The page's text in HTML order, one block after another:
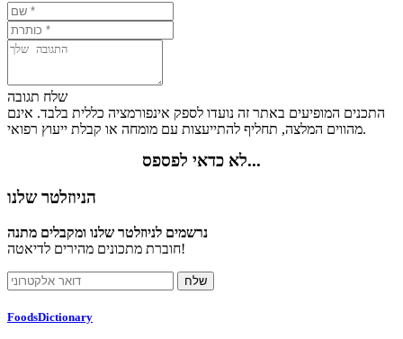
שלח תגובה
התכנים המופיעים באתר זה נועדו לספק אינפורמציה כללית בלבד. אינם
מהווים המלצה, תחליף להתייעצות עם מומחה או קבלת ייעוץ רפואי.
לא כדאי לפספס...
הניוזלטר שלנו
נרשמים לניוזלטר שלנו ומקבלים מתנה
חוברת מתכונים מהירים לדיאטה!
FoodsDictionary